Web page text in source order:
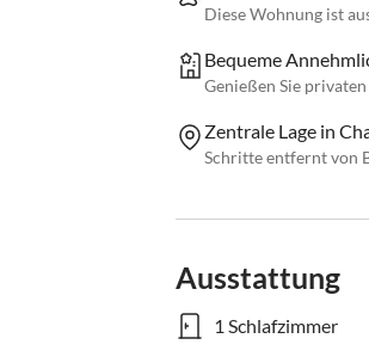
Diese Wohnung ist
Bequeme
Genießen Sie
Zentrale Lage in
Schritte entfernt von
Ausstattung
1 Schlafzimmer